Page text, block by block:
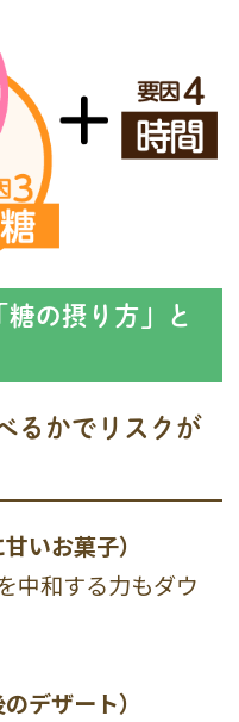
の摂り方」と
るかでリスクが
いお菓子）
中和する力もダウ
デザート）